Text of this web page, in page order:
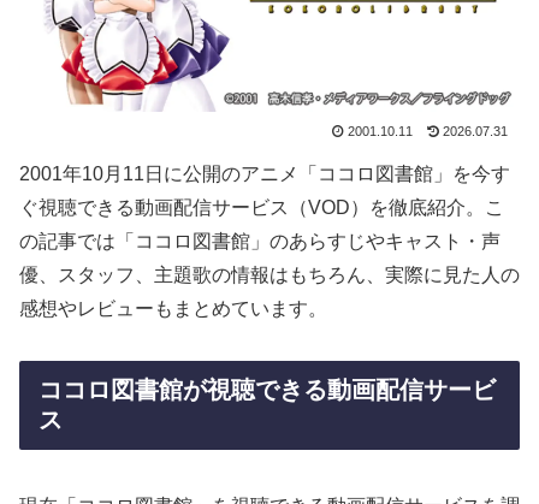
2001.10.11 2026.07.31
2001年10月11日に公開のアニメ「ココロ図書館」を今す
ぐ視聴できる動画配信サービス（VOD）を徹底紹介。こ
の記事では「ココロ図書館」のあらすじやキャスト・声
優、スタッフ、主題歌の情報はもちろん、実際に見た人の
感想やレビューもまとめています。
ココロ図書館が視聴できる動画配信サービ
ス